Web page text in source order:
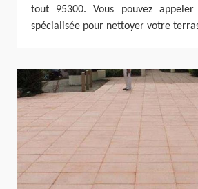
tout 95300. Vous pouvez
spécialisée pour nettoyer votre